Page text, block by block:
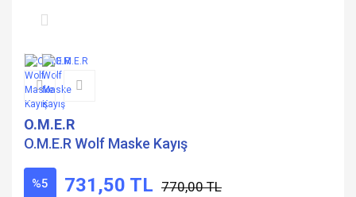
O.M.E.R
O.M.E.R Wolf Maske Kayış
%5 731,50 TL 770,00 TL